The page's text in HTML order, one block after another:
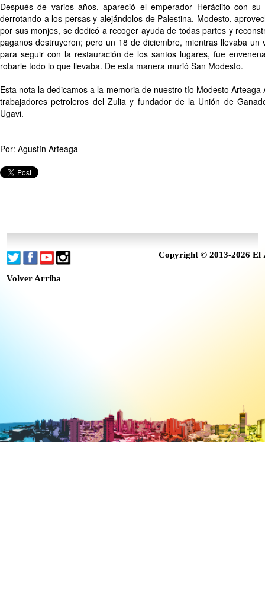
Después de varios años, apareció el emperador Heráclito con
derrotando a los persas y alejándolos de Palestina. Modesto,
por sus monjes, se dedicó a recoger ayuda de todas partes y
paganos destruyeron; pero un 18 de diciembre, mientras llevaba un
para seguir con la restauración de los santos lugares, fue
robarle todo lo que llevaba. De esta manera murió San Modesto.
Esta nota la dedicamos a la memoria de nuestro tío Modesto
trabajadores petroleros del Zulia y fundador de la Unión de
Ugavi.
Por: Agustín Arteaga
Copyright © 2013-2026 El
Volver Arriba